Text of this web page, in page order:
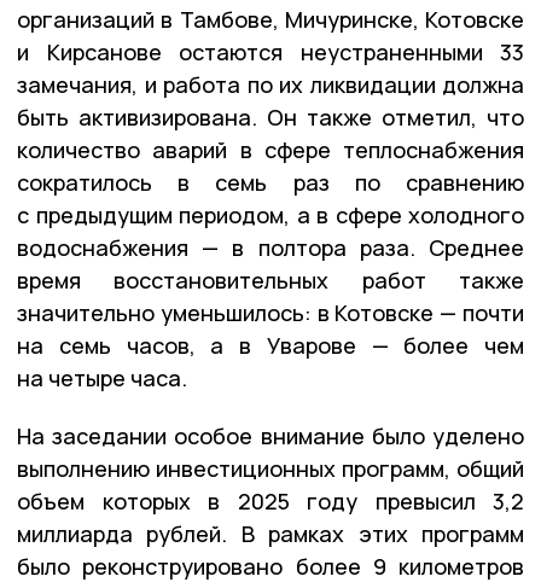
организаций в Тамбове, Мичуринске, Котовске
и Кирсанове остаются неустраненными 33
замечания, и работа по их ликвидации должна
быть активизирована. Он также отметил, что
количество аварий в сфере теплоснабжения
сократилось в семь раз по сравнению
с предыдущим периодом, а в сфере холодного
водоснабжения — в полтора раза. Среднее
время восстановительных работ также
значительно уменьшилось: в Котовске — почти
на семь часов, а в Уварове — более чем
на четыре часа.
На заседании особое внимание было уделено
выполнению инвестиционных программ, общий
объем которых в 2025 году превысил 3,2
миллиарда рублей. В рамках этих программ
было реконструировано более 9 километров